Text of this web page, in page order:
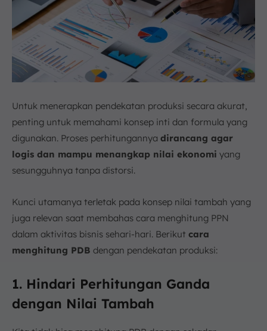
Untuk menerapkan pendekatan produksi secara akurat,
penting untuk memahami konsep inti dan formula yang
digunakan. Proses perhitungannya dirancang agar
logis dan mampu menangkap nilai ekonomi yang
sesungguhnya tanpa distorsi.
Kunci utamanya terletak pada konsep nilai tambah yang
juga relevan saat membahas cara menghitung PPN
dalam aktivitas bisnis sehari-hari. Berikut cara
menghitung PDB dengan pendekatan produksi:
1. Hindari Perhitungan Ganda
dengan Nilai Tambah